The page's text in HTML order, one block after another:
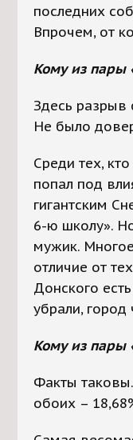
последних
Впрочем, от
Кому из пары
Здесь разрыв
Не было
Среди тех,
попал под
гигантским
6-ю школу».
мужик.
отличие от
Донского
убрали, город
Кому из пары
Факты
обоих –